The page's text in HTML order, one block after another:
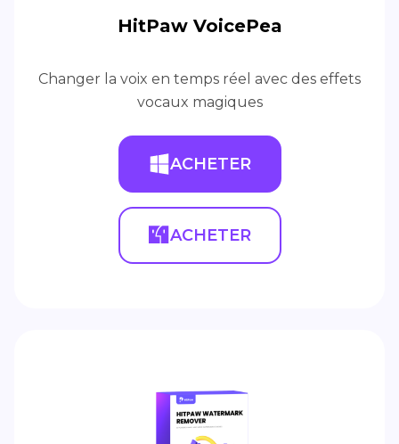
HitPaw VoicePea
Changer la voix en temps réel avec des effets
vocaux magiques
ACHETER
ACHETER